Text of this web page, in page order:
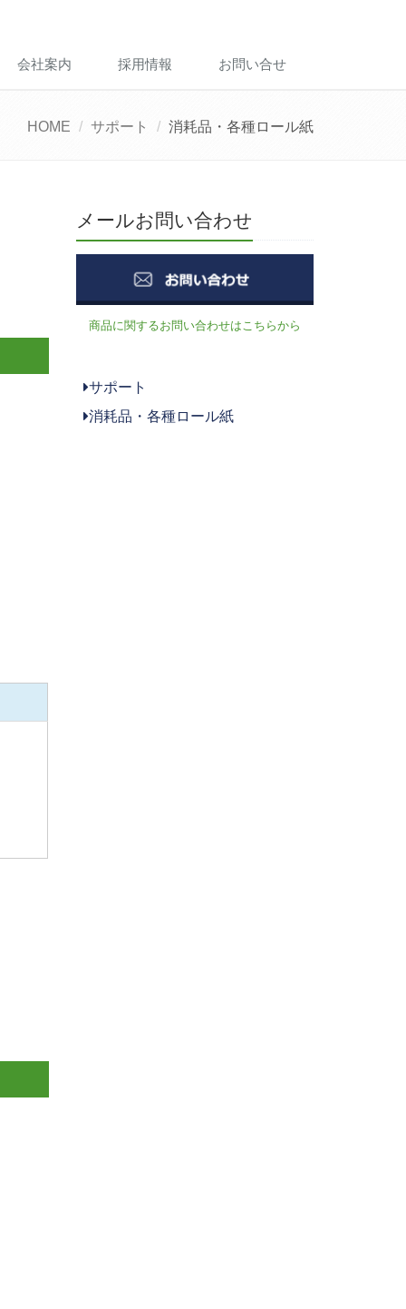
会社案内 採用情報 お問い合せ
HOME サポート 消耗品・各種ロール紙
メールお問い合わせ
商品に関するお問い合わせはこちらから
サポート
消耗品・各種ロール紙